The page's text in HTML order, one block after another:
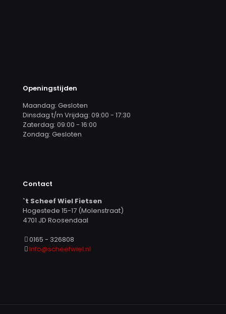
Openingstijden
Maandag: Gesloten
Dinsdag t/m Vrijdag: 09:00 - 17:30
Zaterdag: 09:00 - 16:00
Zondag: Gesloten
Contact
`t Scheef Wiel Fietsen
Hogestede 15-17 (Molenstraat)
4701 JD Roosendaal
0165 - 326808
Info@scheefwiel.nl